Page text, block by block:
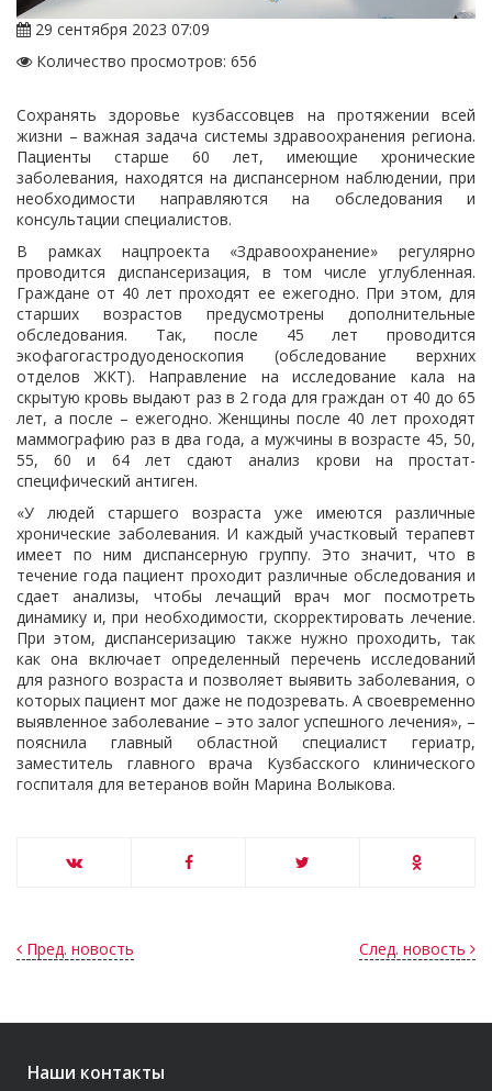
29 сентября 2023 07:09
Количество просмотров: 656
Сохранять здоровье кузбассовцев на протяжении всей
жизни – важная задача системы здравоохранения региона.
Пациенты старше 60 лет, имеющие хронические
заболевания, находятся на диспансерном наблюдении, при
необходимости направляются на обследования и
консультации специалистов.
В рамках нацпроекта «Здравоохранение» регулярно
проводится диспансеризация, в том числе углубленная.
Граждане от 40 лет проходят ее ежегодно. При этом, для
старших возрастов предусмотрены дополнительные
обследования. Так, после 45 лет проводится
экофагогастродуоденоскопия (обследование верхних
отделов ЖКТ). Направление на исследование кала на
скрытую кровь выдают раз в 2 года для граждан от 40 до 65
лет, а после – ежегодно. Женщины после 40 лет проходят
маммографию раз в два года, а мужчины в возрасте 45, 50,
55, 60 и 64 лет сдают анализ крови на простат-
специфический антиген.
«У людей старшего возраста уже имеются различные
хронические заболевания. И каждый участковый терапевт
имеет по ним диспансерную группу. Это значит, что в
течение года пациент проходит различные обследования и
сдает анализы, чтобы лечащий врач мог посмотреть
динамику и, при необходимости, скорректировать лечение.
При этом, диспансеризацию также нужно проходить, так
как она включает определенный перечень исследований
для разного возраста и позволяет выявить заболевания, о
которых пациент мог даже не подозревать. А своевременно
выявленное заболевание – это залог успешного лечения», –
пояснила главный областной специалист гериатр,
заместитель главного врача Кузбасского клинического
госпиталя для ветеранов войн Марина Волыкова.
След. новость
Пред. новость
Наши контакты